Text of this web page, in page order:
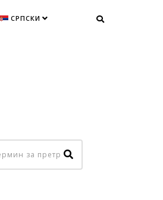
СРПСКИ